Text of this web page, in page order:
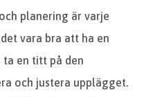
planering är varje
vara bra att ha en
en titt på den
och justera upplägget.